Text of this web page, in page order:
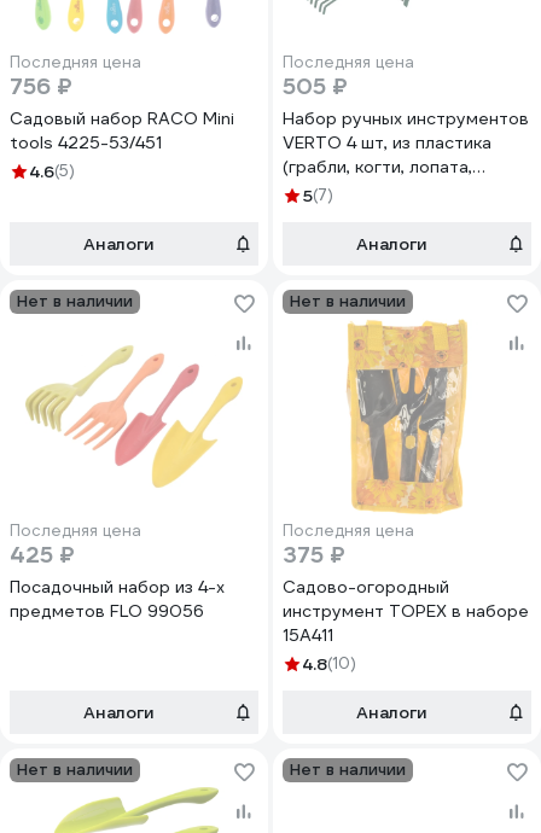
Последняя цена
756 ₽
Садовый набор RACO Mini
tools 4225-53/451
4.6(5)
Аналоги
Последняя цена
505 ₽
Набор ручных инструментов
VERTO 4 шт, из пластика
(грабли, когти, лопата,
мотыга/клещи) 15G419
5(7)
Аналоги
Нет в наличии
Последняя цена
425 ₽
Посадочный набор из 4-х
предметов FLO 99056
Аналоги
Нет в наличии
Последняя цена
375 ₽
Садово-огородный
инструмент TOPEX в наборе
15A411
4.8(10)
Аналоги
Нет в наличии Нет в наличии